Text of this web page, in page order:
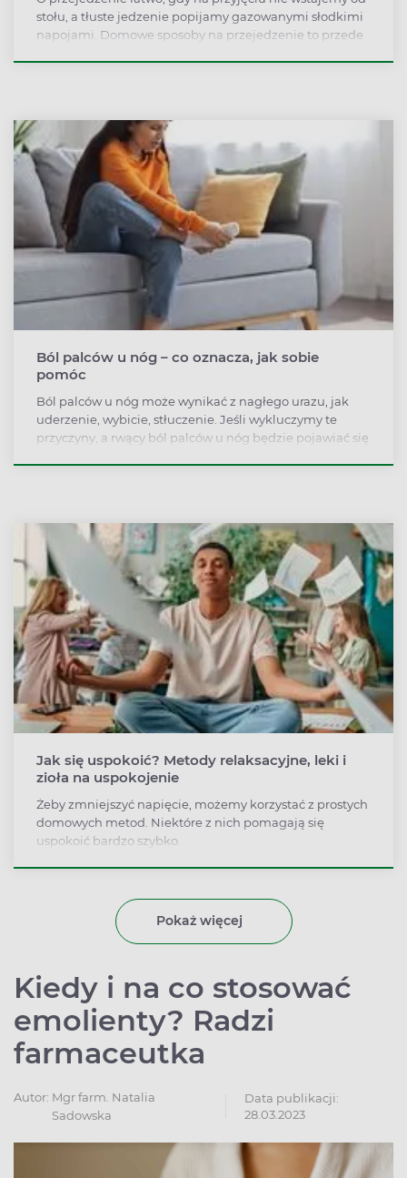
stołu, a tłuste jedzenie popijamy gazowanymi słodkimi
napojami. Domowe sposoby na przejedzenie to przede
Ból palców u nóg – co oznacza, jak sobie
pomóc
Ból palców u nóg może wynikać z nagłego urazu, jak
uderzenie, wybicie, stłuczenie. Jeśli wykluczymy te
przyczyny, a rwący ból palców u nóg będzie pojawiać się
Jak się uspokoić? Metody relaksacyjne, leki i
zioła na uspokojenie
Żeby zmniejszyć napięcie, możemy korzystać z prostych
domowych metod. Niektóre z nich pomagają się
uspokoić bardzo szybko.
Pokaż więcej
Kiedy i na co stosować
emolienty? Radzi
farmaceutka
Autor: Mgr farm. Natalia
Sadowska
Data publikacji:
28.03.2023